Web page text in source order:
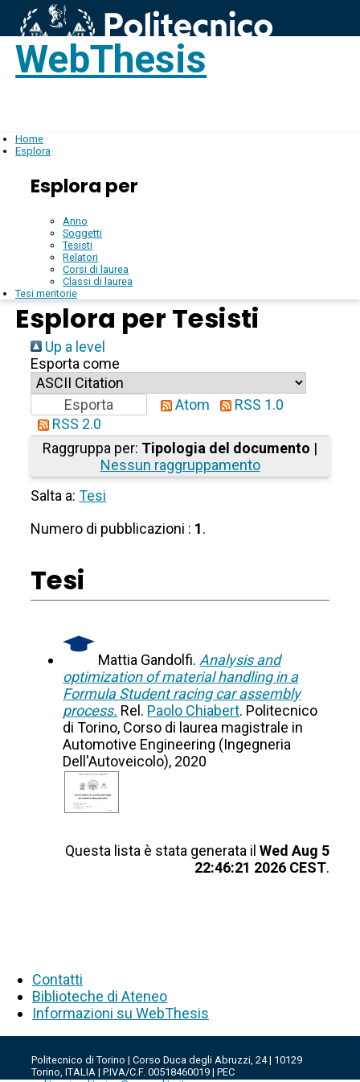
WebThesis
Home
Esplora
Esplora per
Anno
Soggetti
Tesisti
Relatori
Corsi di laurea
Classi di laurea
Tesi meritorie
Esplora per Tesisti
Up a level
Esporta come
Atom
RSS 1.0
RSS 2.0
Raggruppa per: Tipologia del documento |
Nessun raggruppamento
Salta a:Tesi
Numero di pubblicazioni : 1.
Tesi
Mattia Gandolfi. Analysis and
optimization of material handling in a
Formula Student racing car assembly
process. Rel. Paolo Chiabert. Politecnico
di Torino, Corso di laurea magistrale in
Automotive Engineering (Ingegneria
Dell'Autoveicolo), 2020
Questa lista è stata generata il Wed Aug 5
22:46:21 2026 CEST.
Contatti
Biblioteche di Ateneo
Informazioni su WebThesis
Politecnico di Torino | Corso Duca degli Abruzzi, 24 | 10129
Torino, ITALIA | P.IVA/C.F. 00518460019 | PEC